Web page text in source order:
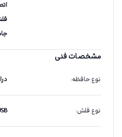
مشخصات فنی
نوع حافظه:
نوع فلش: